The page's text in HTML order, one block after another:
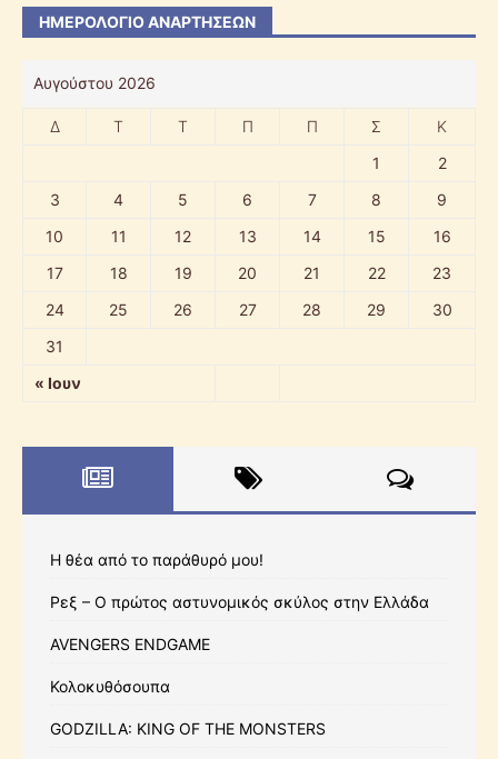
ΗΜΕΡΟΛΌΓΙΟ ΑΝΑΡΤΉΣΕΩΝ
Αυγούστου 2026
Δ Τ Τ Π Π Σ Κ
« Ιουν
1
2
3
4 5 6 7 8
9
10
11 12 13 14 15
16
17
18 19 20 21 22
23
24
25 26 27 28 29
30
31
Η θέα από το παράθυρό μου!
Ρεξ – Ο πρώτος αστυνομικός σκύλος στην Ελλάδα
AVENGERS ENDGAME
Κολοκυθόσουπα
GODZILLA: KING OF THE MONSTERS